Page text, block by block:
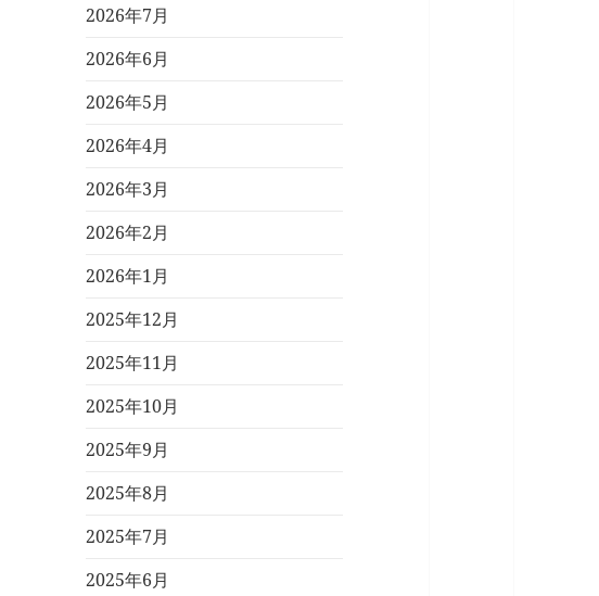
2026年7月
2026年6月
2026年5月
2026年4月
2026年3月
2026年2月
2026年1月
2025年12月
2025年11月
2025年10月
2025年9月
2025年8月
2025年7月
2025年6月